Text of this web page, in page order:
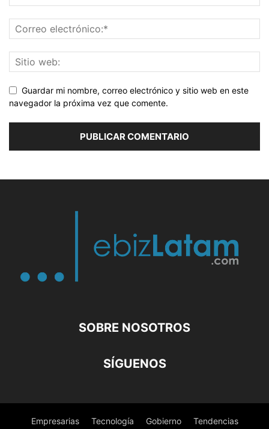
Guardar mi nombre, correo electrónico y sitio web en este
navegador la próxima vez que comente.
SOBRE NOSOTROS
SÍGUENOS
Empresarias Tecnología Gobierno Tendencias